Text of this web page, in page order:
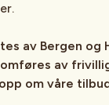
av Bergen og
av
om våre